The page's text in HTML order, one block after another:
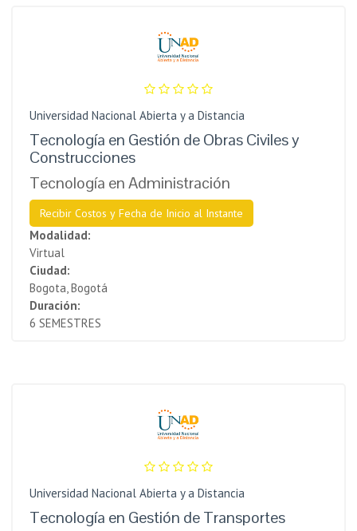
Universidad Nacional Abierta y a Distancia
Tecnología en Gestión de Obras Civiles y
Construcciones
Tecnología en Administración
Recibir Costos y Fecha de Inicio al Instante
Modalidad:
Virtual
Ciudad:
Bogota, Bogotá
Duración:
6 SEMESTRES
Universidad Nacional Abierta y a Distancia
Tecnología en Gestión de Transportes